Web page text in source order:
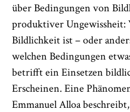
über Bedingungen von
produktiver Ungewissheit:
Bildlichkeit ist – oder
welchen Bedingungen
betrifft ein Einsetzen
Erscheinen. Eine
Emmanuel Alloa